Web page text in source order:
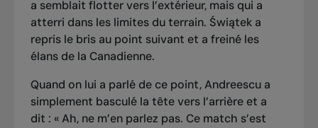
a semblait flotter vers l’extérieur, mais qui a
atterri dans les limites du terrain. Świątek a
repris le bris au point suivant et a freiné les
élans de la Canadienne.
Quand on lui a parlé de ce point, Andreescu a
simplement basculé la tête vers l’arrière et a
dit : « Ah, ne m’en parlez pas. Ce match s’est